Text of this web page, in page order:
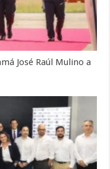
José Raúl Mulino a